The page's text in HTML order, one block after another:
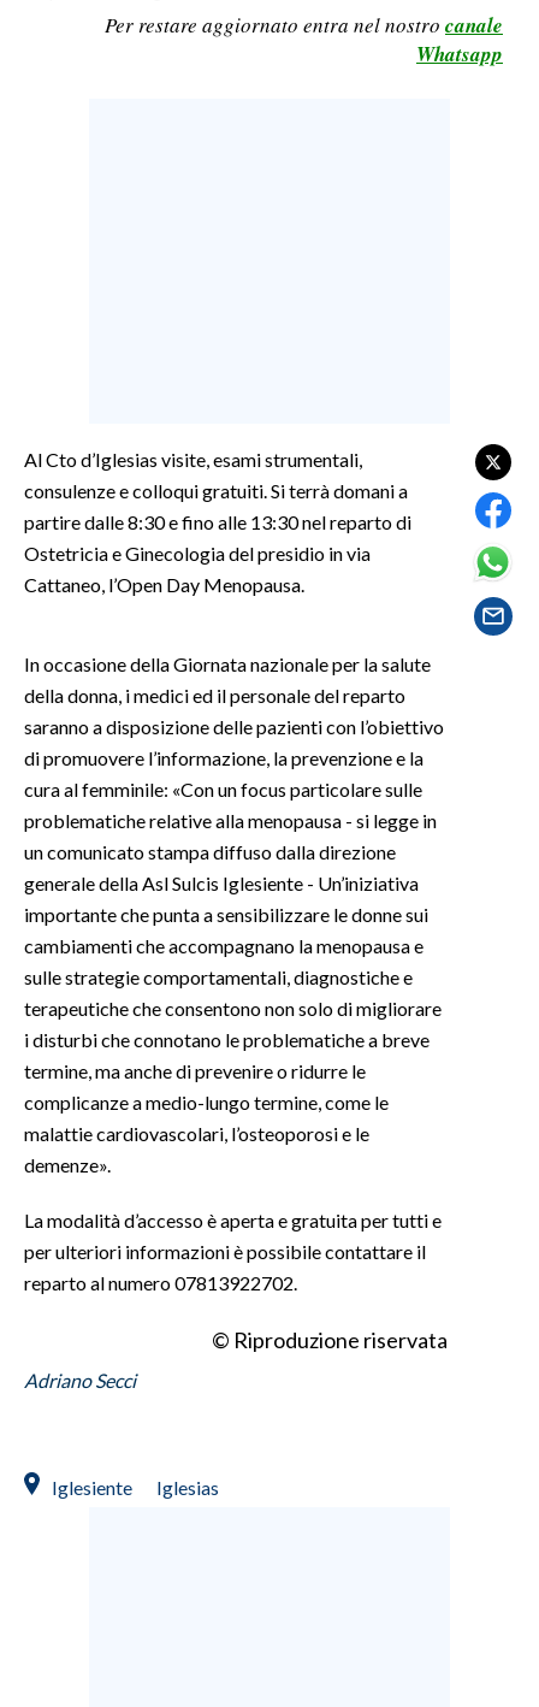
ALTRI SPORT
CULTURA
SPETTACOLI
SALUTE
SARDEGNA TURISMO
SARDI NEL MONDO
NOTIZIE
EVENTI
#CARAUNIONE
3 MINUTI CON
INSULARITÀ
INFO AZIENDE
ABBONATI
PUBBLICITÀ
Per restare aggiornato entra nel nostro canale
Whatsapp
Al Cto d’Iglesias visite, esami strumentali,
consulenze e colloqui gratuiti. Si terrà domani a
partire dalle 8:30 e fino alle 13:30 nel reparto di
Ostetricia e Ginecologia del presidio in via
Cattaneo, l’Open Day Menopausa.
In occasione della Giornata nazionale per la salute
della donna, i medici ed il personale del reparto
saranno a disposizione delle pazienti con l’obiettivo
di promuovere l’informazione, la prevenzione e la
cura al femminile: «Con un focus particolare sulle
problematiche relative alla menopausa - si legge in
un comunicato stampa diffuso dalla direzione
generale della Asl Sulcis Iglesiente - Un’iniziativa
importante che punta a sensibilizzare le donne sui
cambiamenti che accompagnano la menopausa e
sulle strategie comportamentali, diagnostiche e
terapeutiche che consentono non solo di migliorare
i disturbi che connotano le problematiche a breve
termine, ma anche di prevenire o ridurre le
complicanze a medio-lungo termine, come le
malattie cardiovascolari, l’osteoporosi e le
demenze».
La modalità d’accesso è aperta e gratuita per tutti e
per ulteriori informazioni è possibile contattare il
reparto al numero 07813922702.
© Riproduzione riservata
Adriano Secci
Iglesiente Iglesias